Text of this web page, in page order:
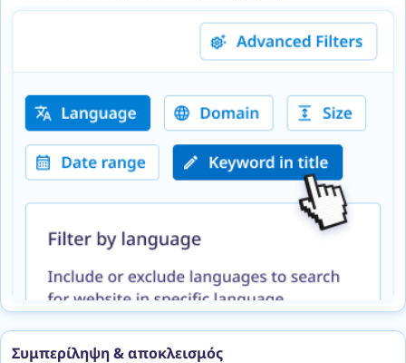
Συμπερίληψη & αποκλεισμός